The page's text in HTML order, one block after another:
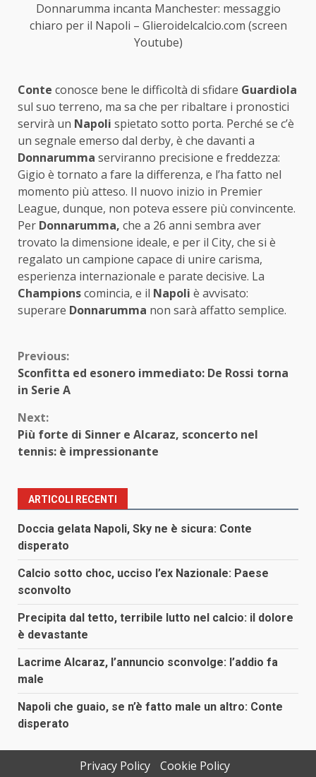
Donnarumma incanta Manchester: messaggio
chiaro per il Napoli – Glieroidelcalcio.com (screen
Youtube)
Conte conosce bene le difficoltà di sfidare Guardiola
sul suo terreno, ma sa che per ribaltare i pronostici
servirà un Napoli spietato sotto porta. Perché se c’è
un segnale emerso dal derby, è che davanti a
Donnarumma serviranno precisione e freddezza:
Gigio è tornato a fare la differenza, e l’ha fatto nel
momento più atteso. Il nuovo inizio in Premier
League, dunque, non poteva essere più convincente.
Per Donnarumma, che a 26 anni sembra aver
trovato la dimensione ideale, e per il City, che si è
regalato un campione capace di unire carisma,
esperienza internazionale e parate decisive. La
Championscomincia, e il Napoli è avvisato:
superare Donnarumma non sarà affatto semplice.
Continue
Reading
Previous:
Sconfitta ed esonero immediato: De Rossi torna
in Serie A
Next:
Più forte di Sinner e Alcaraz, sconcerto nel
tennis: è impressionante
ARTICOLI RECENTI
Doccia gelata Napoli, Sky ne è sicura: Conte
disperato
Calcio sotto choc, ucciso l’ex Nazionale: Paese
sconvolto
Precipita dal tetto, terribile lutto nel calcio: il dolore
è devastante
Lacrime Alcaraz, l’annuncio sconvolge: l’addio fa
male
Napoli che guaio, se n’è fatto male un altro: Conte
disperato
Privacy Policy Cookie Policy